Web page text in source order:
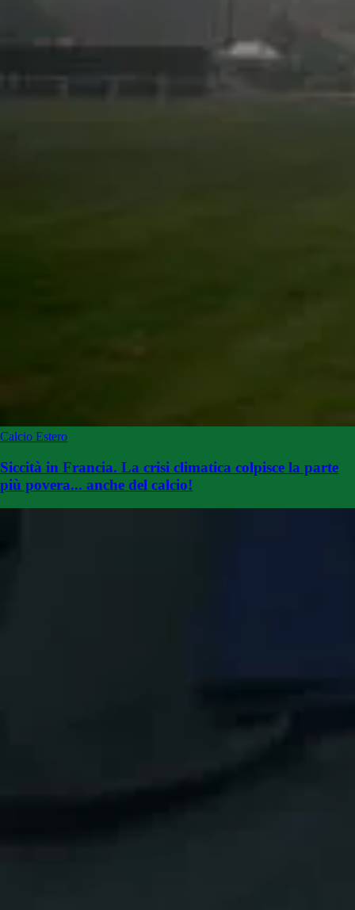
Calcio Estero
Siccità in Francia. La crisi climatica colpisce la parte
più povera... anche del calcio!